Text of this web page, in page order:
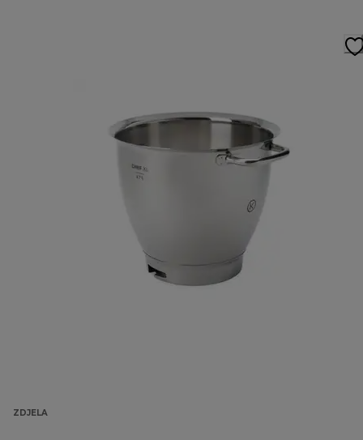
ZDJELA